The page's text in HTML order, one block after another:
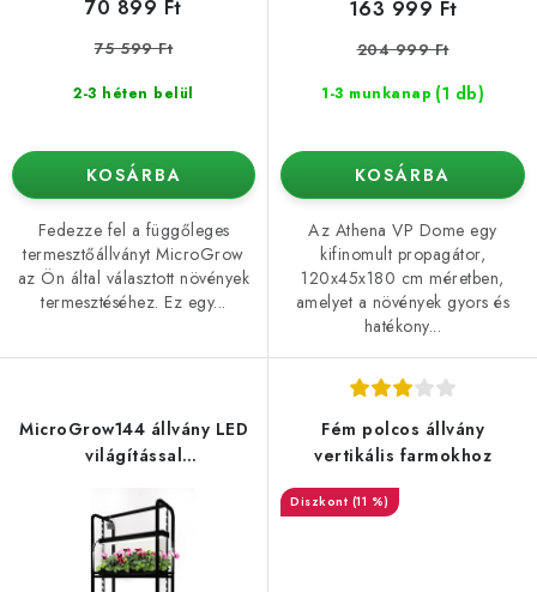
2-3 héten belül
70 899 Ft
75 599 Ft
KOSÁRBA
Fedezze fel a függőleges
termesztőállványt MicroGrow
az Ön által választott növények
termesztéséhez. Ez egy...
1-3 munkanap (1 db)
163 999 Ft
204 999 Ft
KOSÁRBA
Az Athena VP Dome egy
kifinomult propagátor,
120x45x180 cm méretben,
amelyet a növények gyors és
hatékony...
MicroGrow144 állvány LED
világítással
Fém polcos állvány
vertikális farmokhoz
(11 %)